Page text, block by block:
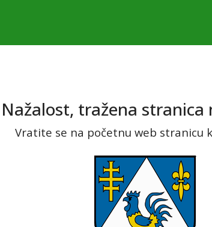
Nažalost, tražena stranica
Vratite se na početnu web stranicu